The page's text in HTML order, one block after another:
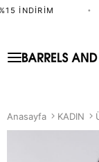
İNDIRIM
Anasayfa KADIN